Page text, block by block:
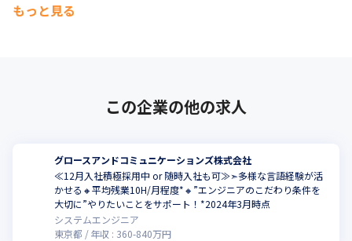
もっと見る
この企業の他の求人
グロースアンドコミュニケーションズ株式会社
≪12月入社積極採用中 or 随時入社も可≫➣多様な言語経験が活
かせる🔸平均残業10H/月程度*🔸”エンジニアのこだわり条件を
大切に”やりたいことをサポート！*2024年3月時点
システムエンジニア
東京都
年収 : 360-840万円